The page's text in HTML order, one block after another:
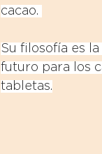
cacao.
Su filosofía es
futuro para los
tabletas.